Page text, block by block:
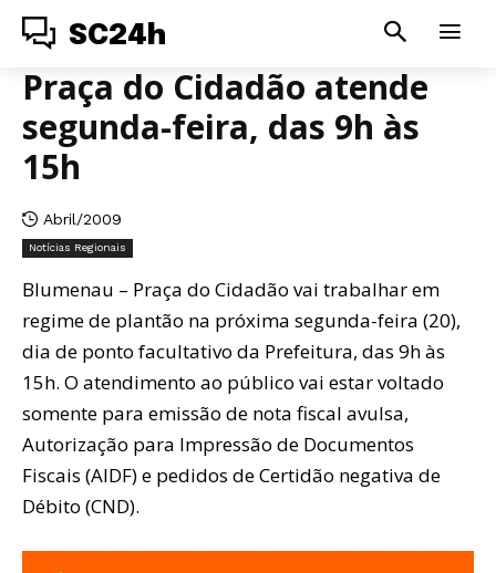
SC24h
Praça do Cidadão atende
segunda-feira, das 9h às
15h
Abril/2009
Notícias Regionais
Blumenau – Praça do Cidadão vai trabalhar em
regime de plantão na próxima segunda-feira (20),
dia de ponto facultativo da Prefeitura, das 9h às
15h. O atendimento ao público vai estar voltado
somente para emissão de nota fiscal avulsa,
Autorização para Impressão de Documentos
Fiscais (AIDF) e pedidos de Certidão negativa de
Débito (CND).